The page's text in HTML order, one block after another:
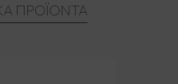
ΠΡΟΪΌΝΤΑ